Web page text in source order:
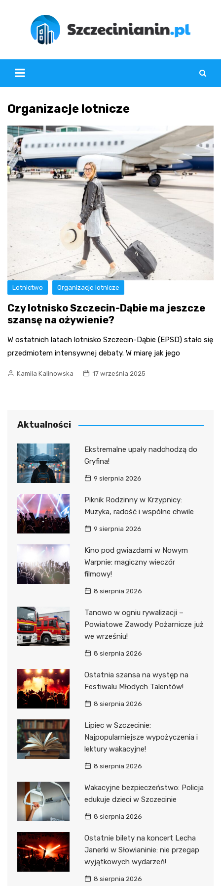
Organizacje lotnicze
Lotnictwo Organizacje lotnicze
Czy lotnisko Szczecin-Dąbie ma jeszcze
szansę na ożywienie?
W ostatnich latach lotnisko Szczecin-Dąbie (EPSD) stało się
przedmiotem intensywnej debaty. W miarę jak jego
Kamila Kalinowska 17 września 2025
Aktualności
Ekstremalne upały nadchodzą do
Gryfina!
9 sierpnia 2026
Piknik Rodzinny w Krzypnicy:
Muzyka, radość i wspólne chwile
9 sierpnia 2026
Kino pod gwiazdami w Nowym
Warpnie: magiczny wieczór
filmowy!
8 sierpnia 2026
Tanowo w ogniu rywalizacji –
Powiatowe Zawody Pożarnicze już
we wrześniu!
8 sierpnia 2026
Ostatnia szansa na występ na
Festiwalu Młodych Talentów!
8 sierpnia 2026
Lipiec w Szczecinie:
Najpopularniejsze wypożyczenia i
lektury wakacyjne!
8 sierpnia 2026
Wakacyjne bezpieczeństwo: Policja
edukuje dzieci w Szczecinie
8 sierpnia 2026
Ostatnie bilety na koncert Lecha
Janerki w Słowianinie: nie przegap
wyjątkowych wydarzeń!
8 sierpnia 2026